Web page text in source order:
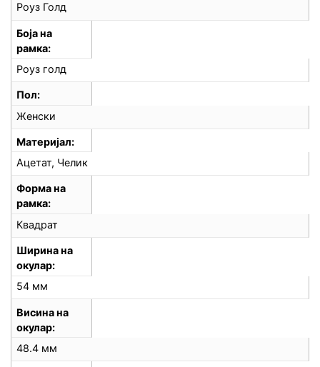
Роуз Голд
Боја на
рамка
Роуз голд
Пол
Женски
Материјал
Ацетат, Челик
Форма на
рамка
Квадрат
Ширина на
окулар
54 мм
Висина на
окулар
48.4 мм